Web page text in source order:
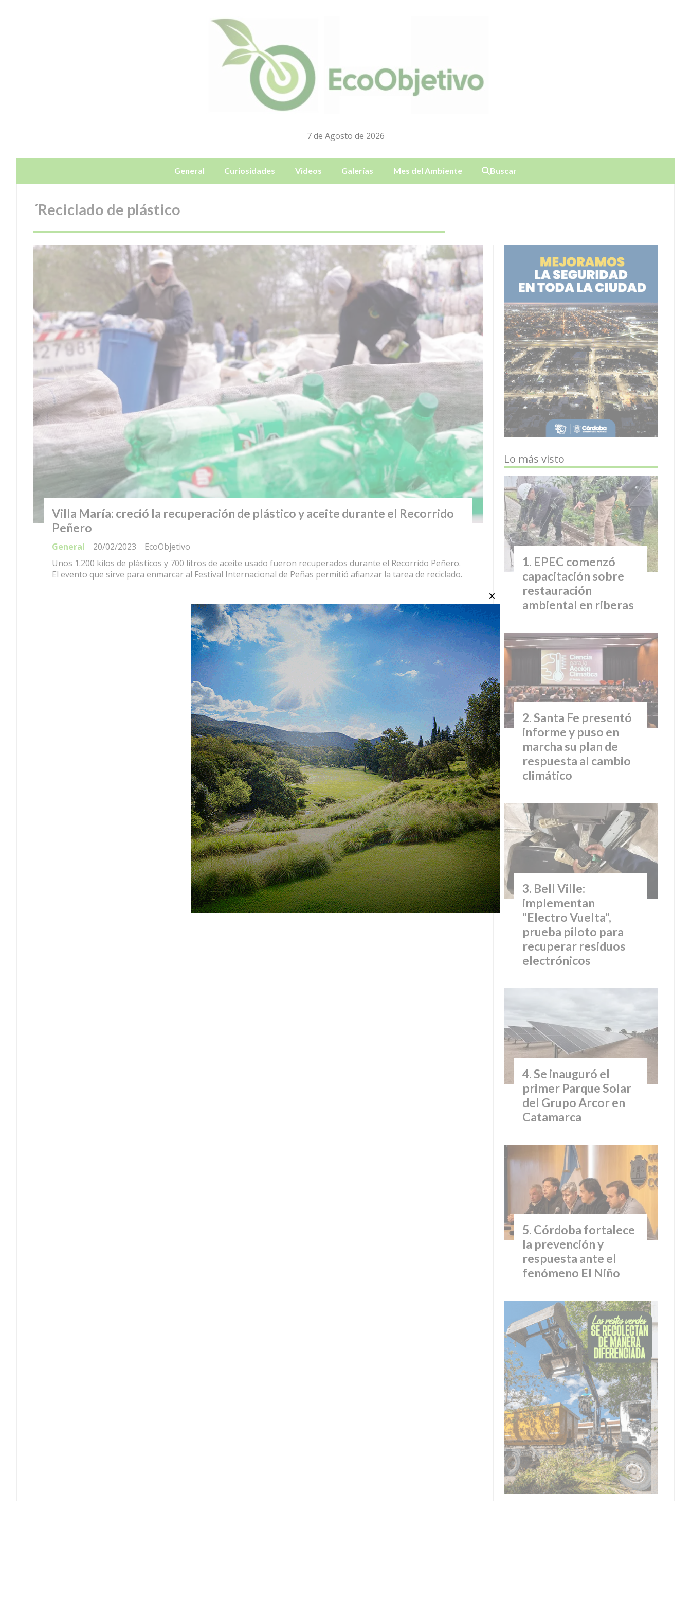
7 de Agosto de 2026
General Curiosidades Videos Galerías Mes del Ambiente Buscar
´Reciclado de plástico
Villa María: creció la recuperación de plástico y aceite durante el Recorrido
Peñero
EcoObjetivo
General
20/02/2023
Unos 1.200 kilos de plásticos y 700 litros de aceite usado fueron recuperados durante el Recorrido Peñero.
El evento que sirve para enmarcar al Festival Internacional de Peñas permitió afianzar la tarea de reciclado.
Lo más visto
EPEC comenzó
capacitación sobre
restauración
ambiental en riberas
Santa Fe presentó
informe y puso en
marcha su plan de
respuesta al cambio
climático
Bell Ville:
implementan
“Electro Vuelta”,
prueba piloto para
recuperar residuos
electrónicos
Se inauguró el
primer Parque Solar
del Grupo Arcor en
Catamarca
Córdoba fortalece
la prevención y
respuesta ante el
fenómeno El Niño